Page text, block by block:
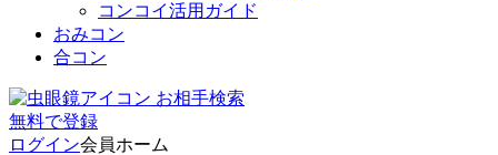
コンコイ活用ガイド
おみコン
合コン
お相手検索
無料で登録
ログイン会員ホーム